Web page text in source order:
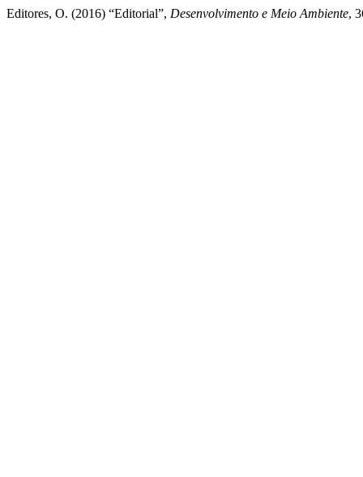
Editores, O. (2016) “Editorial”, Desenvolvimento e Meio Ambiente,